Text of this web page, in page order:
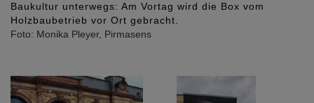
Baukultur unterwegs: Am Vortag wird die Box vom
Holzbaubetrieb vor Ort gebracht.
Foto: Monika Pleyer, Pirmasens